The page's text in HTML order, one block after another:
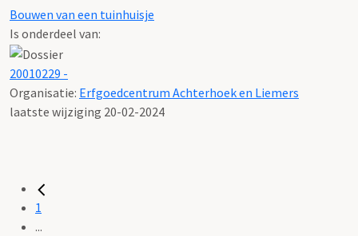
Bouwen van een tuinhuisje
Is onderdeel van:
20010229 -
Organisatie: Erfgoedcentrum Achterhoek en Liemers
laatste wijziging 20-02-2024
1
...